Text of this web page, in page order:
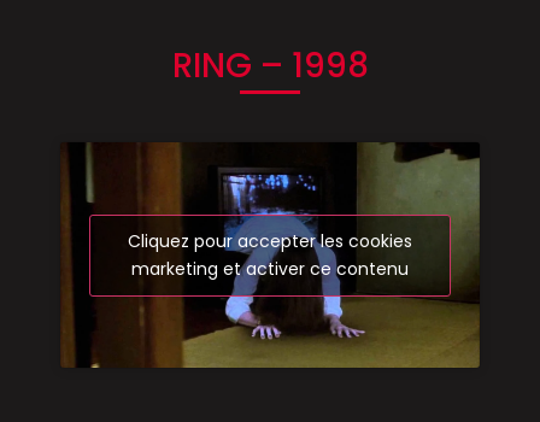
RING – 1998
Cliquez pour accepter les cookies
marketing et activer ce contenu